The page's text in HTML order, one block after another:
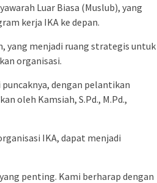
Luar Biasa (Muslub), yang
kerja IKA ke depan.
yang menjadi ruang strategis untuk
organisasi.
dengan pelantikan
oleh Kamsiah, S.Pd., M.Pd.,
IKA, dapat menjadi
penting. Kami berharap dengan